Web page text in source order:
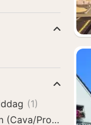
(1)
(Cava/Prosecco)